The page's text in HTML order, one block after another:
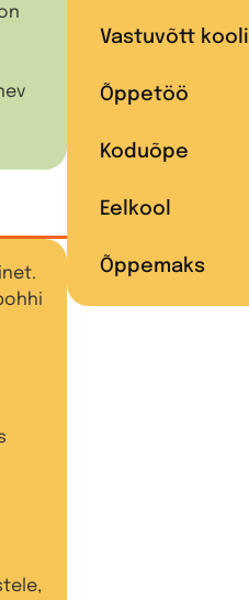
Vastuvõtt kooli
Õppetöö
Koduõpe
Eelkool
Õppemaks